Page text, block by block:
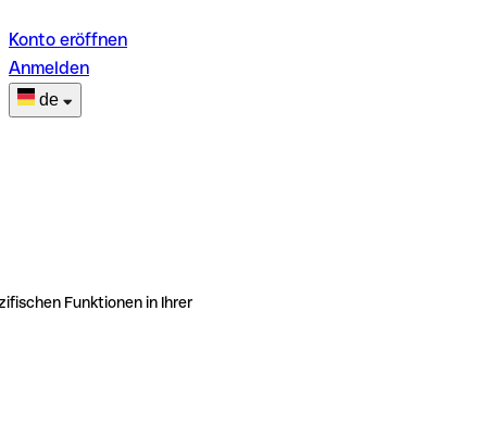
Konto eröffnen
Anmelden
de
Funktionen in Ihrer